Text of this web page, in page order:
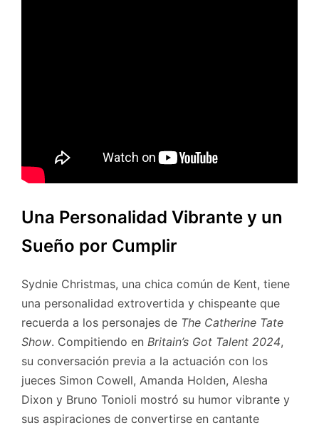
Una Personalidad Vibrante y un
Sueño por Cumplir
Sydnie Christmas, una chica común de Kent, tiene
una personalidad extrovertida y chispeante que
recuerda a los personajes de The Catherine Tate
Show. Compitiendo en Britain’s Got Talent 2024,
su conversación previa a la actuación con los
jueces Simon Cowell, Amanda Holden, Alesha
Dixon y Bruno Tonioli mostró su humor vibrante y
sus aspiraciones de convertirse en cantante